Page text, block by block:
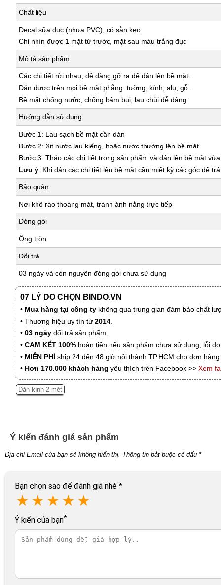
Chất liệu
Decal sữa đục (nhựa PVC), có sẵn keo.
Chỉ nhìn được 1 mặt từ trước, mặt sau màu trắng đục
Mô tả sản phẩm
Các chi tiết rời nhau, dễ dàng gỡ ra để dán lên bề mặt.
Dán được trên mọi bề mặt phẳng: tường, kính, alu, gỗ...
Bề mặt chống nước, chống bám bụi, lau chùi dễ dàng.
Hướng dẫn sử dụng
Bước 1: Lau sạch bề mặt cần dán
Bước 2: Xịt nước lau kiếng, hoặc nước thường lên bề mặt
Bước 3: Tháo các chi tiết trong sản phẩm và dán lên bề mặt
Lưu ý: Khi dán các chi tiết lên bề mặt cần miết kỹ các góc để
Bảo quản
Nơi khô ráo thoáng mát, tránh ánh nắng trực tiếp
Đóng gói
Ống tròn
Đổi trả
03 ngày và còn nguyên đóng gói chưa sử dụng
07 LÝ DO CHỌN BINDO.VN
• Mua hàng tại công ty không qua trung gian đảm bảo chất
• Thương hiệu uy tín từ 2014.
• 03 ngày đổi trả sản phẩm.
• CAM KẾT 100% hoàn tiền nếu sản phẩm chưa sử dụng, lỗi
• MIỄN PHÍ ship 24 đến 48 giờ nội thành TP.HCM cho đơn
• Hơn 170.000 khách hàng yêu thích trên Facebook >> Xem
Dán kính 2 mét
Ý kiến đánh giá sản phẩm
Địa chỉ Email của bạn sẽ không hiển thị. Thông tin bắt buộc có dấu *
Bạn chọn sao để đánh giá nhé *
★ ★ ★ ★ ★
Ý kiến của bạn*